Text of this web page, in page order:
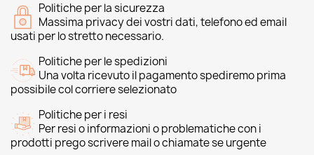
Politiche per la sicurezza
Massima privacy dei vostri dati, telefono ed email
usati per lo stretto necessario.
Politiche per le spedizioni
Una volta ricevuto il pagamento spediremo prima
possibile col corriere selezionato
Politiche per i resi
Per resi o informazioni o problematiche con i
prodotti prego scrivere mail o chiamate se urgente